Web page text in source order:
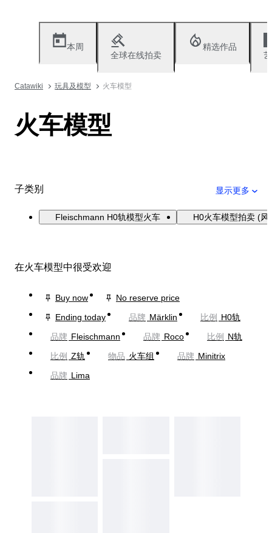
本周
全球在线拍卖
精选作品
Catawiki 玩具及模型 火车模型
火车模型
子类别 显示更多
Fleischmann H0轨模型火车 H0火车模型拍卖 (风
在火车模型中很受欢迎
Buy now
No reserve price
Ending today
品牌 Märklin 比例
H0轨
品牌 Fleischmann 品牌 Roco 比例
N轨
比例 Z轨 物品 火车组 品牌 Minitrix
品牌 Lima